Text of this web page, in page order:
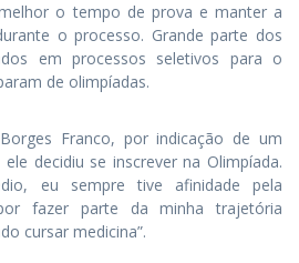
o tempo de prova e manter a
o processo. Grande parte dos
em processos seletivos para o
de olimpíadas.
Franco, por indicação de um
decidiu se inscrever na Olimpíada.
eu sempre tive afinidade pela
fazer parte da minha trajetória
cursar medicina”.